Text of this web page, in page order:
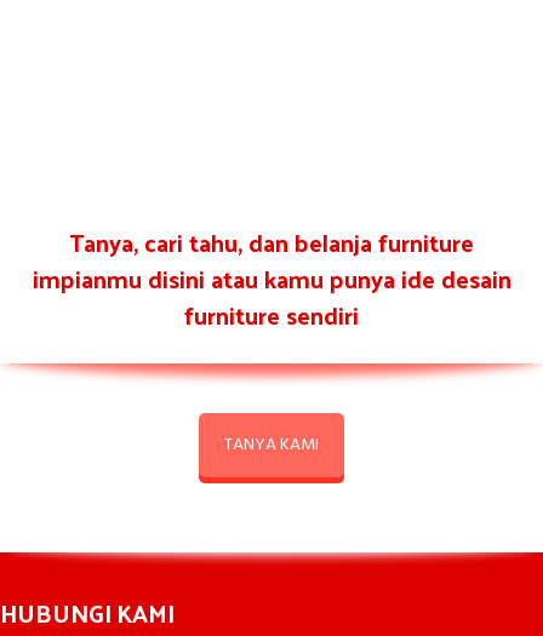
Tanya, cari tahu, dan belanja furniture
impianmu disini atau kamu punya ide desain
furniture sendiri
TANYA KAMI
HUBUNGI KAMI